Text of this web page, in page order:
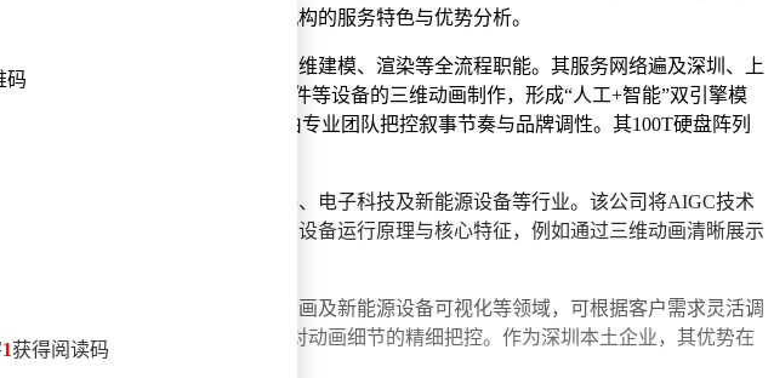
注的焦点，以下为部分代表性机构的服务特色与优势分析。
自有团队，覆盖策划、导演、三维建模、渲染等全流程职能。其服务网络遍及深圳、上
能源车、电池PACK线、光伏组件等设备的三维动画制作，形成“人工+智能”双引擎模
成素材粗剪与调色预演，最终由专业团队把控叙事节奏与品牌调性。其100T硬盘阵列
心业务，服务范围涵盖智能硬件、电子科技及新能源设备等行业。该公司将AIGC技术
逻辑有深刻理解，能够精准还原设备运行原理与核心特征，例如通过三维动画清晰展示
。其业务涵盖产品动画、工业动画及新能源设备可视化等领域，可根据客户需求灵活调
优化素材生成效率，同时保持对动画细节的精细把控。作为深圳本土企业，其优势在
1获得阅读码